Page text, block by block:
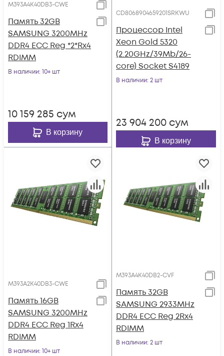
M393A4K40DB3-CWE
Память 32GB
SAMSUNG 3200MHz
DDR4 ECC Reg *2*Rx4
RDIMM
В наличии: 10+ шт
10 159 285 сум
В корзину
CD8068904659201SRKWU
Процессор Intel
Xeon Gold 5320
(2.20GHz/39Mb/26-
core) Socket S4189
В наличии: 2 шт
23 904 200 сум
В корзину
M393A2K40DB3-CWE
Память 16GB
SAMSUNG 3200MHz
DDR4 ECC Reg 1Rx4
RDIMM
В наличии: 10+ шт
M393A4K40DB2-CVF
Память 32GB
SAMSUNG 2933MHz
DDR4 ECC Reg 2Rx4
RDIMM
В наличии: 2 шт